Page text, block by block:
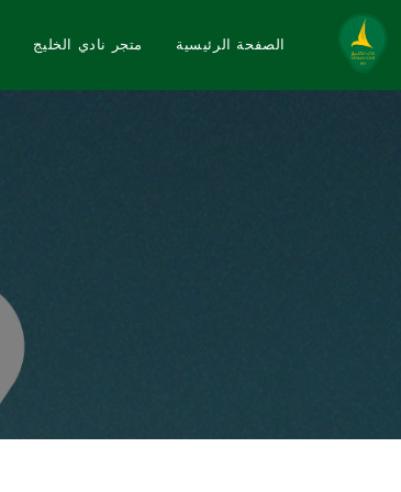
الصفحة الرئيسية متجر نادي الخليج